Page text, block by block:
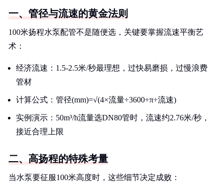
一、管径与流速的黄金法则
100米扬程水泵配管不是随便选，关键要掌握流速平衡艺
术：
经济流速：1.5-2.5米/秒最理想，过快易磨损，过慢浪费
管材
计算公式：管径(mm)=√(4×流量÷3600÷π÷流速)
实例演示：50m³/h流量选DN80管时，流速约2.76米/秒，
接近合理上限
二、高扬程的特殊考量
当水泵要征服100米高度时，这些细节决定成败：